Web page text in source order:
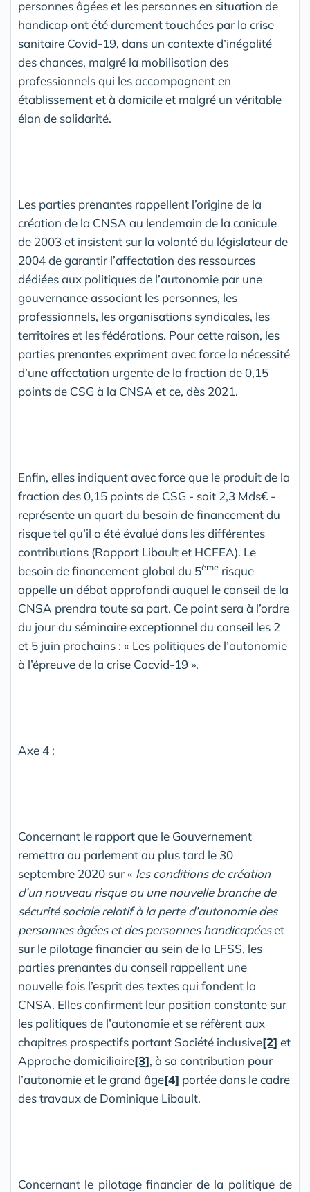
personnes âgées et les personnes en situation de
handicap ont été durement touchées par la crise
sanitaire Covid-19, dans un contexte d’inégalité
des chances, malgré la mobilisation des
professionnels qui les accompagnent en
établissement et à domicile et malgré un véritable
élan de solidarité.
Les parties prenantes rappellent l’origine de la
création de la CNSA au lendemain de la canicule
de 2003 et insistent sur la volonté du législateur de
2004 de garantir l’affectation des ressources
dédiées aux politiques de l’autonomie par une
gouvernance associant les personnes, les
professionnels, les organisations syndicales, les
territoires et les fédérations. Pour cette raison, les
parties prenantes expriment avec force la nécessité
d’une affectation urgente de la fraction de 0,15
points de CSG à la CNSA et ce, dès 2021.
Enfin, elles indiquent avec force que le produit de la
fraction des 0,15 points de CSG - soit 2,3 Mds€ -
représente un quart du besoin de financement du
risque tel qu’il a été évalué dans les différentes
contributions (Rapport Libault et HCFEA). Le
besoin de financement global du 5ème risque
appelle un débat approfondi auquel le conseil de la
CNSA prendra toute sa part. Ce point sera à l’ordre
du jour du séminaire exceptionnel du conseil les 2
et 5 juin prochains : « Les politiques de l’autonomie
à l’épreuve de la crise Cocvid-19 ».
Axe 4 :
Concernant le rapport que le Gouvernement
remettra au parlement au plus tard le 30
septembre 2020 sur « les conditions de création
d’un nouveau risque ou une nouvelle branche de
sécurité sociale relatif à la perte d’autonomie des
personnes âgées et des personnes handicapéeset
sur le pilotage financier au sein de la LFSS, les
parties prenantes du conseil rappellent une
nouvelle fois l’esprit des textes qui fondent la
CNSA. Elles confirment leur position constante sur
les politiques de l’autonomie et se réfèrent aux
chapitres prospectifs portant Société inclusive[2] et
Approche domiciliaire[3], à sa contribution pour
l’autonomie et le grand âge[4] portée dans le cadre
des travaux de Dominique Libault.
Concernant le pilotage financier de la politique de